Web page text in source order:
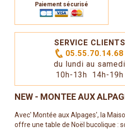
Paiement sécurisé
SERVICE CLIENTS
05.55.70.14.68
du lundi au samedi
10h-13h 14h-19h
NEW - MONTEE AUX
Avec' Montée aux Alpages', la
offre une table de Noël bucolique :